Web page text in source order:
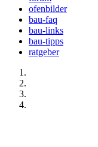
ofenbilder
bau-faq
bau-links
bau-tipps
ratgeber